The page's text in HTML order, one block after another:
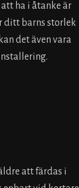
ha i åtanke är
ditt barns storlek
det även vara
att färdas i